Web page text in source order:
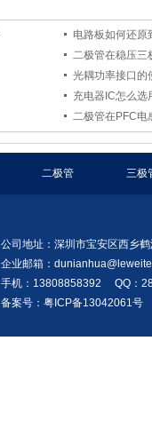
电路板如何还原
二极管在稳压三
光耦功率接口的
充电器IC怎么选
二极管在PFC电
二极管 三极
公司地址：深圳市宝安区西乡
企业邮箱：
手机：13808858392 QQ：
备案号：粤ICP备13042061号